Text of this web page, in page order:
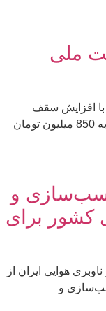
ملی
با افزایش سقف
تسهیلات طرح‌های حمایتی نهضت ملی مسکن به 850 میلیون تومان
و
کشور برای
هوایی ایران از
و